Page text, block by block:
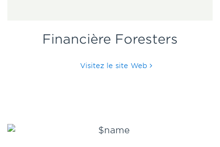
Financière Foresters
Visitez le site Web